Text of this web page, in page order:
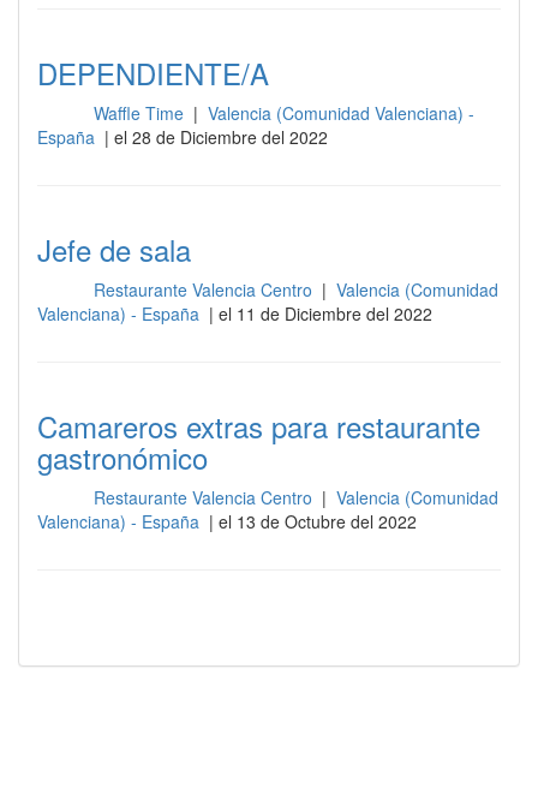
DEPENDIENTE/A
Waffle Time | Valencia (Comunidad Valenciana) -
España | el 28 de Diciembre del 2022
Jefe de sala
Restaurante Valencia Centro | Valencia (Comunidad
Valenciana) - España | el 11 de Diciembre del 2022
Camareros extras para restaurante
gastronómico
Restaurante Valencia Centro | Valencia (Comunidad
Valenciana) - España | el 13 de Octubre del 2022